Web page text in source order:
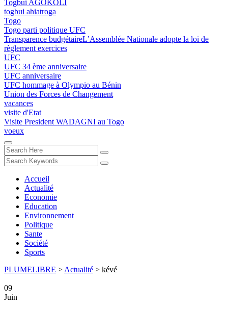
Togbui AGOKOLI
togbui ahiatroga
Togo
Togo parti politique UFC
Transparence budgétaireL’Assemblée Nationale adopte la loi de
règlement exercices
UFC
UFC 34 ème anniversaire
UFC anniversaire
UFC hommage à Olympio au Bénin
Union des Forces de Changement
vacances
visite d'Etat
Visite President WADAGNI au Togo
voeux
Accueil
Actualité
Economie
Education
Environnement
Politique
Sante
Société
Sports
PLUMELIBRE > Actualité > kévé
09
Juin